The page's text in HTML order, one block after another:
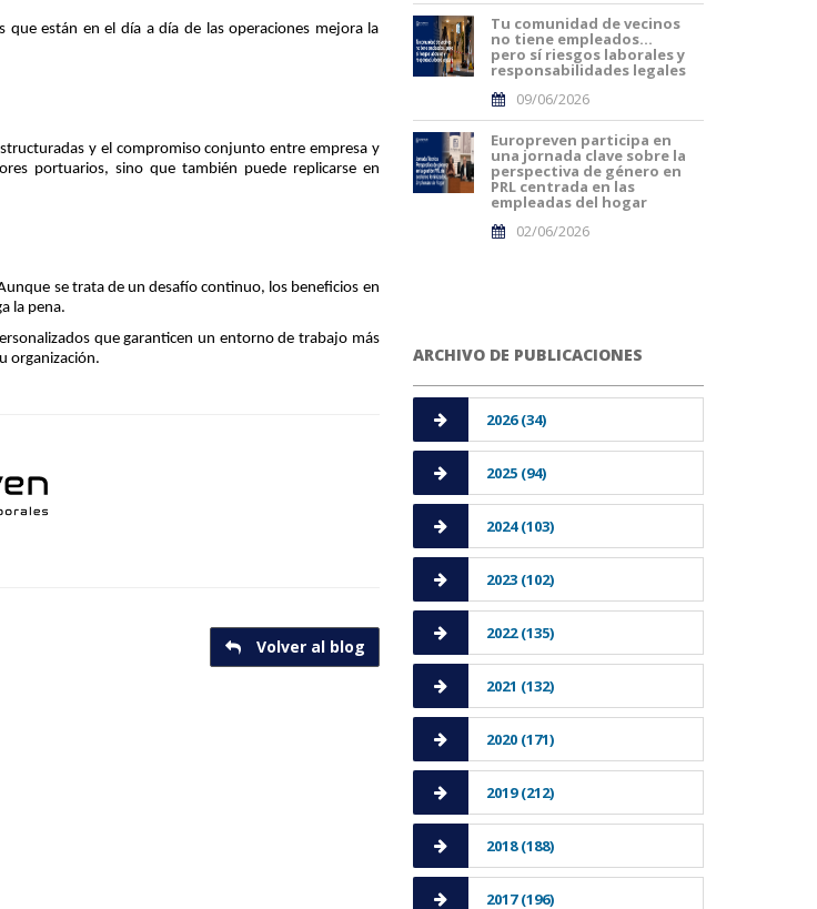
que están en el día a día de las operaciones mejora la
y el compromiso conjunto entre empresa y
portuarios, sino que también puede replicarse en
se trata de un desafío continuo, los beneficios en
la pena.
que garanticen un entorno de trabajo más
organización.
Volver al blog
Tu comunidad de vecinos
no tiene empleados…
pero sí riesgos laborales y
responsabilidades legales
09/06/2026
Europreven participa en
una jornada clave sobre la
perspectiva de género en
PRL centrada en las
empleadas del hogar
02/06/2026
ARCHIVO DE PUBLICACIONES
2026 (34)
2025 (94)
2024 (103)
2023 (102)
2022 (135)
2021 (132)
2020 (171)
2019 (212)
2018 (188)
2017 (196)